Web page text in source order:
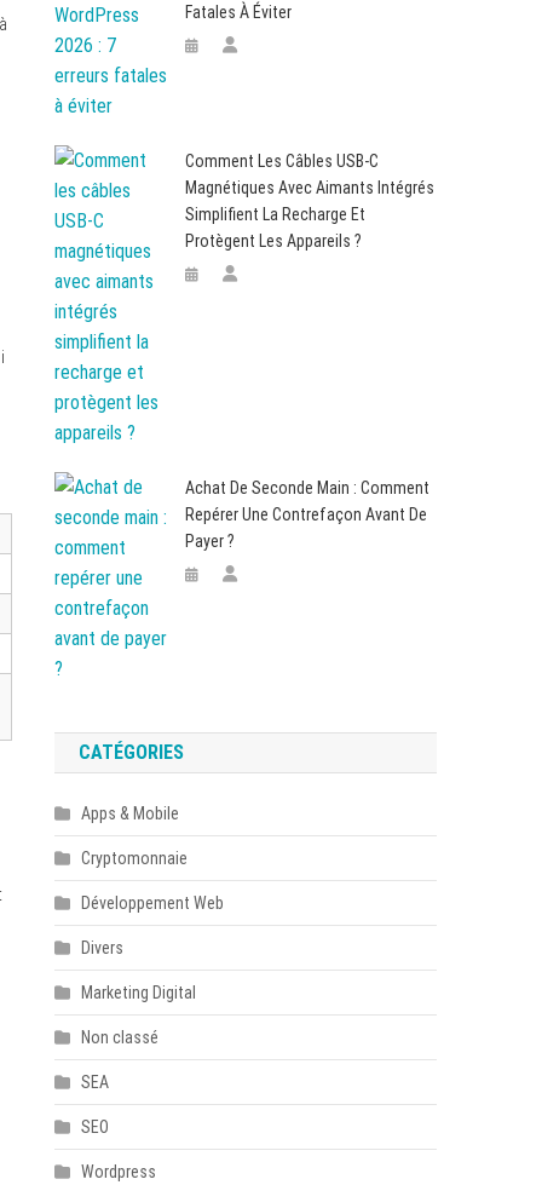
Fatales À Éviter
Comment Les Câbles USB-C
Magnétiques Avec Aimants Intégrés
Simplifient La Recharge Et
Protègent Les Appareils ?
Achat De Seconde Main : Comment
Repérer Une Contrefaçon Avant De
Payer ?
CATÉGORIES
Apps & Mobile
Cryptomonnaie
Développement Web
Divers
Marketing Digital
Non classé
SEA
SEO
Wordpress